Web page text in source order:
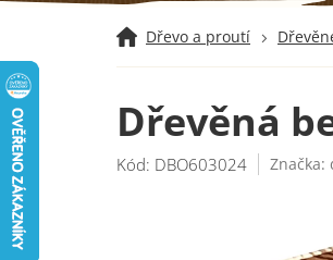
Dřevo a proutí
Dřevěná
Kód: DBO603024 Značka: